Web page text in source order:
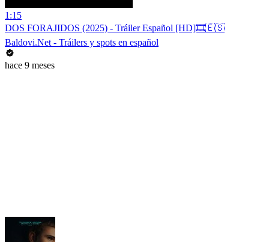
1:15
DOS FORAJIDOS (2025) - Tráiler Español [HD]🎞️🇪🇸
Baldovi.Net - Tráilers y spots en español
hace 9 meses